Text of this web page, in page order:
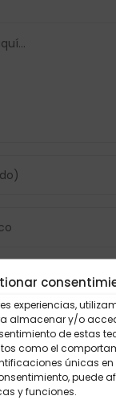
experiencias,
almacenar y/o
de estas
como el
únicas en
puede
y funciones.